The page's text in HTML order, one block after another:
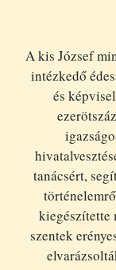
A kis József
intézkedő
és
tanácsért,
kiegészítette
szentek